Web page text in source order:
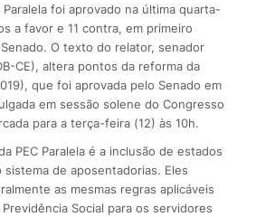
foi aprovado na última quarta-
a favor e 11 contra, em primeiro
O texto do relator, senador
CE), altera pontos da reforma da
que foi aprovada pelo Senado em
em sessão solene do Congresso
para a terça-feira (12) às 10h.
PEC Paralela é a inclusão de estados
de aposentadorias. Eles
as mesmas regras aplicáveis
Social para os servidores